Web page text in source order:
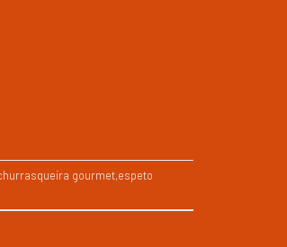
gourmet,espeto